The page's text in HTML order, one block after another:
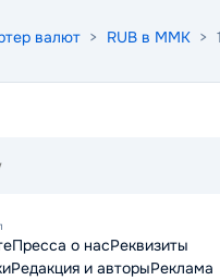
валют > RUB в MMK >
Пресса о насРеквизиты
Редакция и авторыРеклама